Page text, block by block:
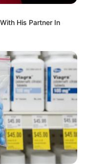
His Partner In